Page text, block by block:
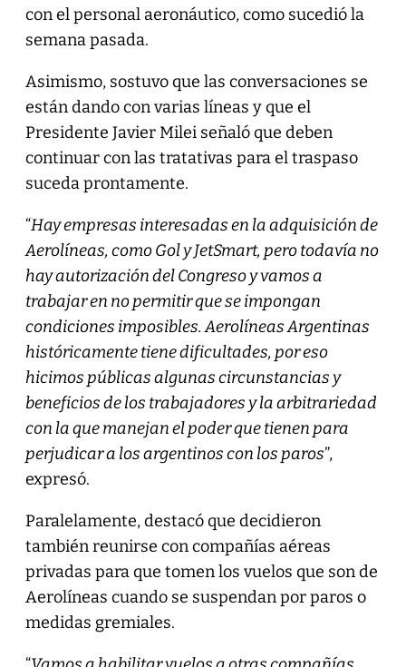
con el personal aeronáutico, como sucedió la
semana pasada.
Asimismo, sostuvo que las conversaciones se
están dando con varias líneas y que el
Presidente Javier Milei señaló que deben
continuar con las tratativas para el traspaso
suceda prontamente.
“Hay empresas interesadas en la adquisición de
Aerolíneas, como Gol y JetSmart, pero todavía no
hay autorización del Congreso y vamos a
trabajar en no permitir que se impongan
condiciones imposibles. Aerolíneas Argentinas
históricamente tiene dificultades, por eso
hicimos públicas algunas circunstancias y
beneficios de los trabajadores y la arbitrariedad
con la que manejan el poder que tienen para
perjudicar a los argentinos con los paros”,
expresó.
Paralelamente, destacó que decidieron
también reunirse con compañías aéreas
privadas para que tomen los vuelos que son de
Aerolíneas cuando se suspendan por paros o
medidas gremiales.